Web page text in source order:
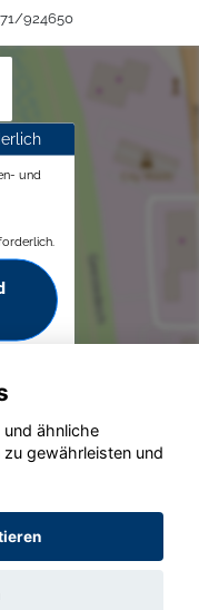
924650
und
2020 - 2026
ähnliche
gewährleisten und